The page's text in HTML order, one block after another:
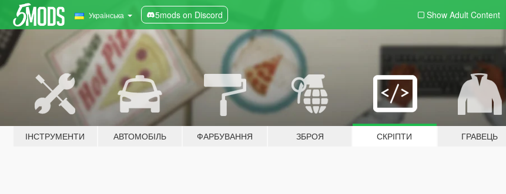
Українська 5mods on Discord Show Adult Content
ІНСТРУМЕНТИ АВТОМОБІЛЬ ФАРБУВАННЯ ЗБРОЯ СКРІПТИ ГРАВЕЦЬ